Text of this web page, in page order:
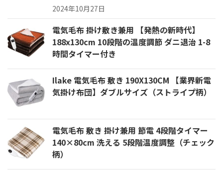
2024年10月27日
電気毛布 掛け敷き兼用 【発熱の新時代】
188x130cm 10段階の温度調節 ダニ退治 1-8
時間タイマー付き
Ilake 電気毛布 敷き 190X130CM 【業界新電
気掛け布団】ダブルサイズ（ストライプ柄）
電気毛布 敷き 掛け兼用 節電 4段階タイマー
140×80cm 洗える 5段階温度調整（チェック
柄）